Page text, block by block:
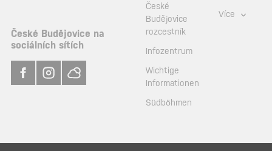
České Budějovice na
sociálních sítích
České
Budějovice
rozcestník
Infozentrum
Wichtige
Informationen
Südböhmen
Více